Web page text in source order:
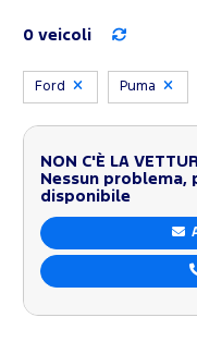
0 veicoli
Ford Puma
NON C'È LA
Nessun problema,
disponibile